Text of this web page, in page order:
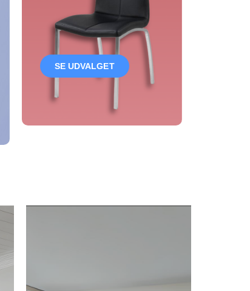
SE UDVALGET